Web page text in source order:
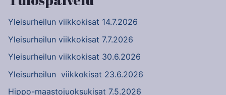
Yleisurheilun viikkokisat 14.7.2026
Yleisurheilun viikkokisat 7.7.2026
Yleisurheilun viikkokisat 30.6.2026
Yleisurheilun viikkokisat 23.6.2026
Hippo-maastojuoksukisat 7.5.2026